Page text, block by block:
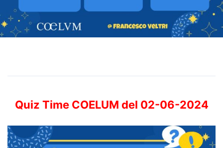
Quiz Time COELUM del 02-06-2024